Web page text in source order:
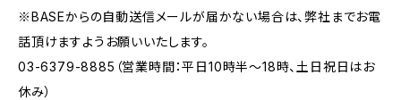
※BASEからの自動送信メールが届かない場合は、弊社までお電
話頂けますようお願いいたします。
03-6379-8885（営業時間：平日10時半〜18時、土日祝日はお
休み）